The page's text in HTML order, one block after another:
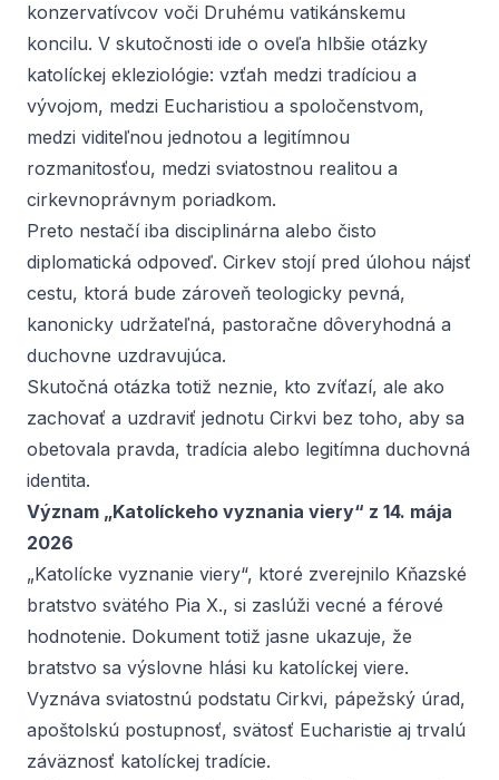
konzervatívcov voči Druhému vatikánskemu
koncilu. V skutočnosti ide o oveľa hlbšie otázky
katolíckej ekleziológie: vzťah medzi tradíciou a
vývojom, medzi Eucharistiou a spoločenstvom,
medzi viditeľnou jednotou a legitímnou
rozmanitosťou, medzi sviatostnou realitou a
cirkevnoprávnym poriadkom.
Preto nestačí iba disciplinárna alebo čisto
diplomatická odpoveď. Cirkev stojí pred úlohou nájsť
cestu, ktorá bude zároveň teologicky pevná,
kanonicky udržateľná, pastoračne dôveryhodná a
duchovne uzdravujúca.
Skutočná otázka totiž neznie, kto zvíťazí, ale ako
zachovať a uzdraviť jednotu Cirkvi bez toho, aby sa
obetovala pravda, tradícia alebo legitímna duchovná
identita.
Význam „Katolíckeho vyznania viery“ z 14. mája
2026
„Katolícke vyznanie viery“, ktoré zverejnilo Kňazské
bratstvo svätého Pia X., si zaslúži vecné a férové
hodnotenie. Dokument totiž jasne ukazuje, že
bratstvo sa výslovne hlási ku katolíckej viere.
Vyznáva sviatostnú podstatu Cirkvi, pápežský úrad,
apoštolskú postupnosť, svätosť Eucharistie aj trvalú
záväznosť katolíckej tradície.